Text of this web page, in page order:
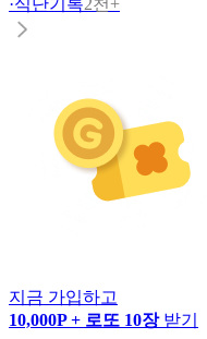
지금 가입하고
10,000P + 로또 10장 받기